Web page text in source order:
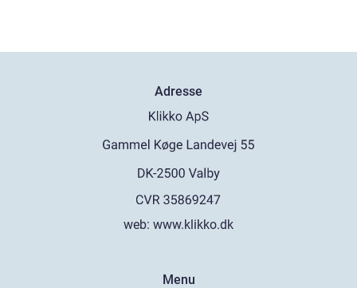
Adresse
web: www.klikko.dk
Menu